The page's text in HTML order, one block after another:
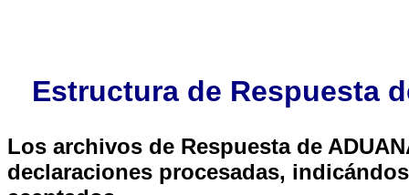
Estructura de Respuesta
Los archivos de Respuesta de
declaraciones procesadas,